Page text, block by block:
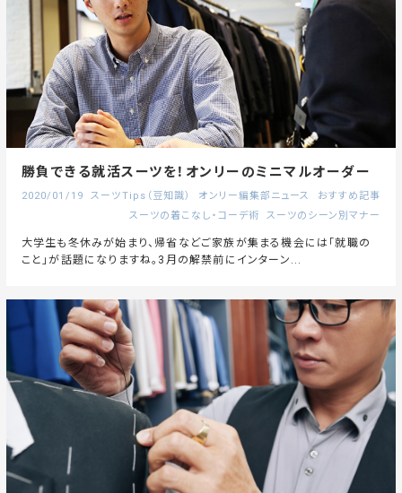
勝負できる就活スーツを！オンリーのミニマルオーダー
2020/01/19 おすすめ記事
オンリー編集部ニュース
スーツTips（豆知識）
スーツのシーン別マナー
スーツの着こなし・コーデ術
大学生も冬休みが始まり、帰省などご家族が集まる機会には「就職の
こと」が話題になりますね。3月の解禁前にインターン...